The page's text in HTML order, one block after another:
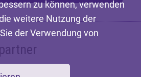
zu können, verwenden
weitere Nutzung der
der Verwendung von